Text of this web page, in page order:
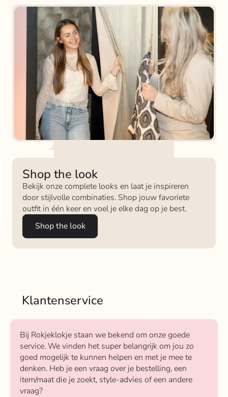
Shop the look
Bekijk onze complete looks en laat je inspireren
door stijlvolle combinaties. Shop jouw favoriete
outfit in één keer en voel je elke dag op je best.
Shop the look
Klantenservice
Bij Rokjeklokje staan we bekend om onze goede
service. We vinden het super belangrijk om jou zo
goed mogelijk te kunnen helpen en met je mee te
denken. Heb je een vraag over je bestelling, een
item/maat die je zoekt, style-advies of een andere
vraag?